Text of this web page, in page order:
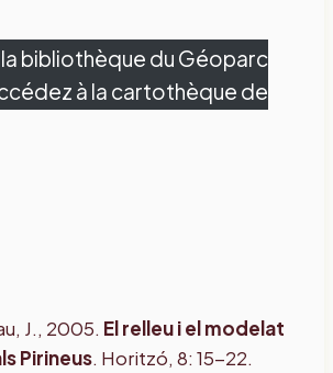
bibliothèque du Géoparc
à la cartothèque de
J., 2005. El relleu i el modelat
Pirineus. Horitzó, 8: 15-22.